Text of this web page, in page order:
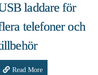
laddare för
telefoner och
Read More